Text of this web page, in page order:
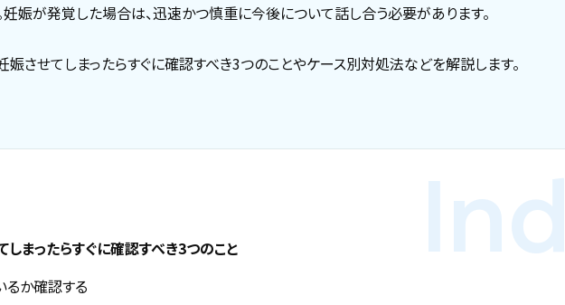
娠が発覚した場合は、迅速かつ慎重に今後について話し合う必要があります。
させてしまったらすぐに確認すべき3つのことやケース別対処法などを解説します。
まったらすぐに確認すべき3つのこと
か確認する